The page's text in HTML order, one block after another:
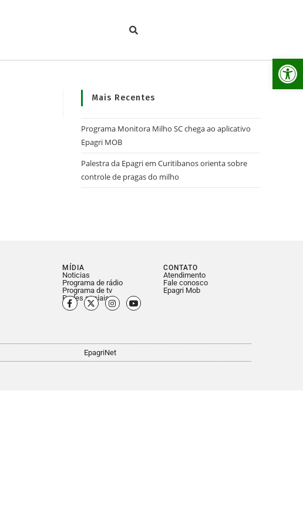
Mais Recentes
Programa Monitora Milho SC chega ao aplicativo
Epagri MOB
Palestra da Epagri em Curitibanos orienta sobre
controle de pragas do milho
MÍDIA
Noticias
Programa de rádio
Programa de tv
Redes sociais
CONTATO
Atendimento
Fale conosco
Epagri Mob
EpagriNet